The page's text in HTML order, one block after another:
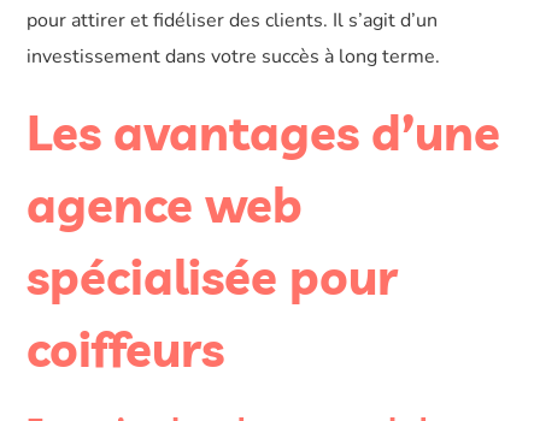
pour attirer et fidéliser des clients. Il s’agit d’un
investissement dans votre succès à long terme.
Les avantages d’une
agence web
spécialisée pour
coiffeurs